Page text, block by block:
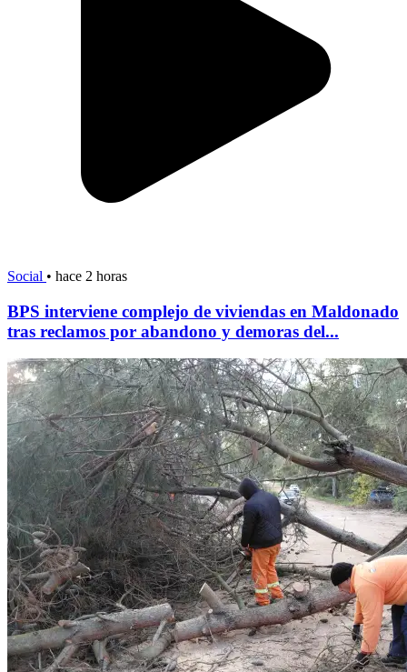
Social • hace 2 horas
BPS interviene complejo de viviendas en Maldonado
tras reclamos por abandono y demoras del...